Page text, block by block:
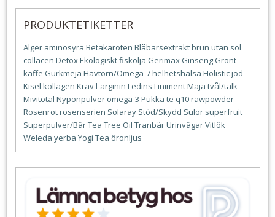
PRODUKTETIKETTER
Alger aminosyra Betakaroten Blåbärsextraktbrun utan sol
collacen DetoxEkologisktfiskolja Gerimax Ginseng Grönt
kaffe Gurkmeja Havtorn/Omega-7helhetshälsa Holisticjod
Kisel kollagen Kravl-arginin Ledins LinimentMaja tvål/talk
Mivitotal Nyponpulver omega-3 Pukka te q10rawpowder
Rosenrotrosenserien Solaray Stöd/Skydd Sulor superfruit
Superpulver/BärTea Tree Oil TranbärUrinvägarVitlök
Weleda yerba Yogi Tea öronljus